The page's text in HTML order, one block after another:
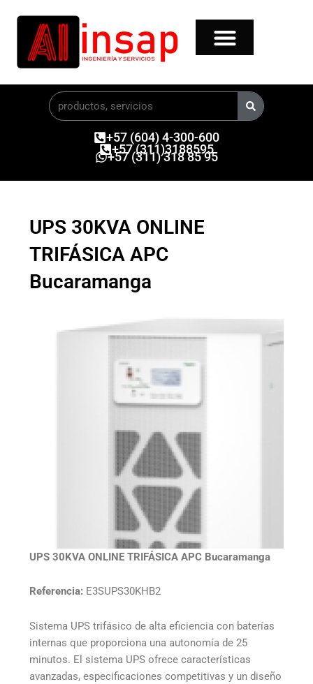
contenido
Buscar
+57 (604) 4-300-600
+57 (311)3188595
+57 (311) 318 85 95
UPS 30KVA ONLINE
TRIFÁSICA APC
Bucaramanga
UPS 30KVA ONLINE TRIFÁSICA APC Bucaramanga
Referencia: E3SUPS30KHB2
Sistema UPS trifásico de alta eficiencia con baterías
internas que proporciona una autonomía de 25
minutos. El sistema UPS ofrece características
avanzadas, especificaciones competitivas y un diseño